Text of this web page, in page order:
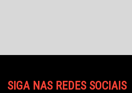
SIGA NAS REDES SOCIAIS